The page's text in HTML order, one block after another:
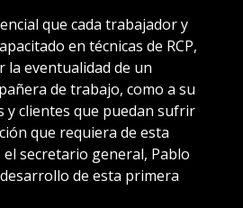
que cada trabajador y
en técnicas de RCP,
eventualidad de un
de trabajo, como a su
y clientes que puedan sufrir
que requiera de esta
secretario general, Pablo
de esta primera